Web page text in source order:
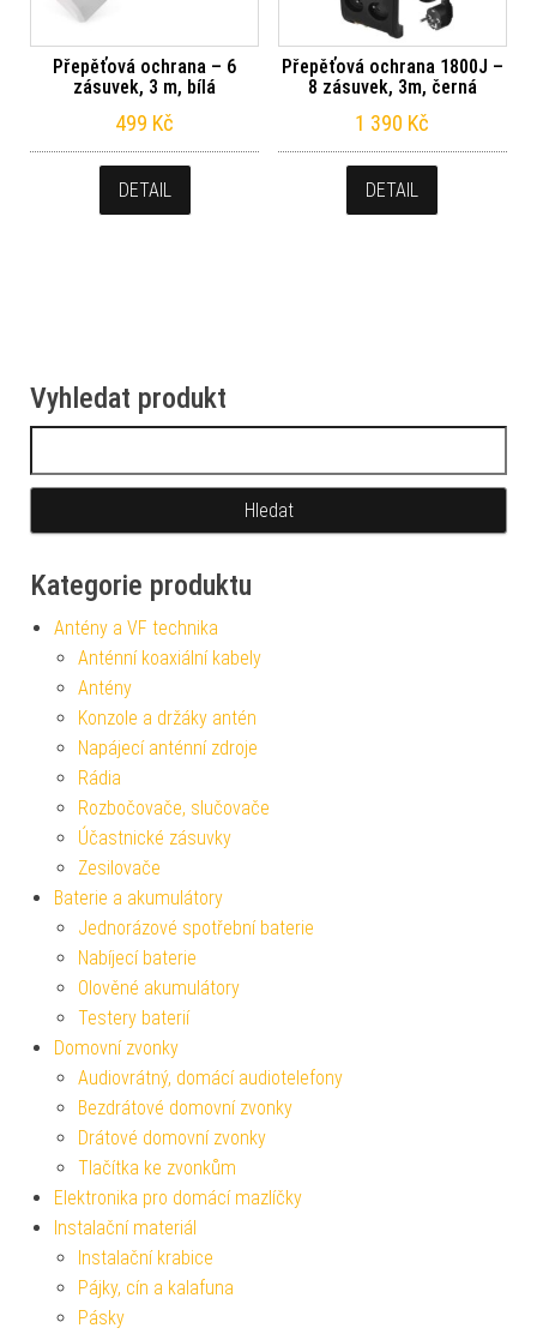
Přepěťová ochrana – 6
zásuvek, 3 m, bílá
499 Kč
DETAIL
Přepěťová ochrana 1800J –
8 zásuvek, 3m, černá
1 390 Kč
DETAIL
Vyhledat produkt
Kategorie produktu
Antény a VF technika
Anténní koaxiální kabely
Antény
Konzole a držáky antén
Napájecí anténní zdroje
Rádia
Rozbočovače, slučovače
Účastnické zásuvky
Zesilovače
Baterie a akumulátory
Jednorázové spotřební baterie
Nabíjecí baterie
Olověné akumulátory
Testery baterií
Domovní zvonky
Audiovrátný, domácí audiotelefony
Bezdrátové domovní zvonky
Drátové domovní zvonky
Tlačítka ke zvonkům
Elektronika pro domácí mazlíčky
Instalační materiál
Instalační krabice
Pájky, cín a kalafuna
Pásky